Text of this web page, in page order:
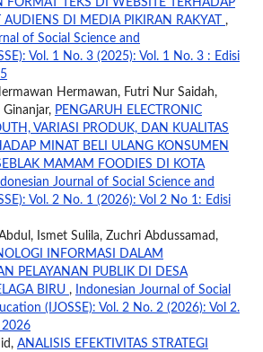
AUDIENS DI MEDIA PIKIRAN RAKYAT ,
of Social Science and
Vol. 1 No. 3 (2025): Vol. 1 No. 3 : Edisi
Hermawan, Futri Nur Saidah,
PENGARUH ELECTRONIC
VARIASI PRODUK, DAN KUALITAS
MINAT BELI ULANG KONSUMEN
MAMAM FOODIES DI KOTA
Journal of Social Science and
Vol. 2 No. 1 (2026): Vol 2 No 1: Edisi
Ismet Sulila, Zuchri Abdussamad,
INFORMASI DALAM
PELAYANAN PUBLIK DI DESA
BIRU ,
Indonesian Journal of Social
(IJOSSE): Vol. 2 No. 2 (2026): Vol 2.
2026
ANALISIS EFEKTIVITAS STRATEGI